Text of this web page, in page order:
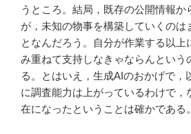
うところ。結局，既存の公開情報か
が，未知の物事を構築していくのは
となんだろう。自分が作業する以上
み重ねて支持しなきゃならんという
る。とはいえ，生成AIのおかげで，
に調査能力は上がっているわけで，
在になったということは確かである。